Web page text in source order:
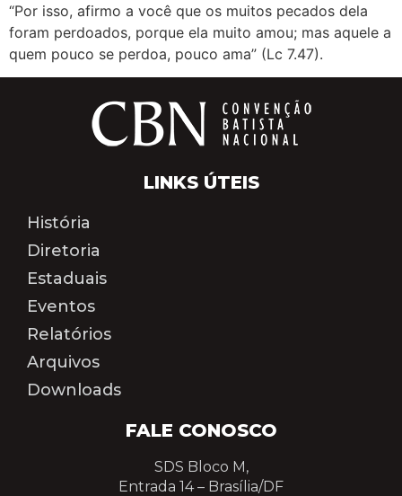
“Por isso, afirmo a você que os muitos pecados dela
foram perdoados, porque ela muito amou; mas aquele a
quem pouco se perdoa, pouco ama” (Lc 7.47).
FALE CONOSCO
SDS Bloco M,
Entrada 14 – Brasília/DF
LINKS ÚTEIS
História
Diretoria
Estaduais
Eventos
Relatórios
Arquivos
Downloads